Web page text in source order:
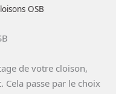
OSB
de votre cloison,
passe par le choix